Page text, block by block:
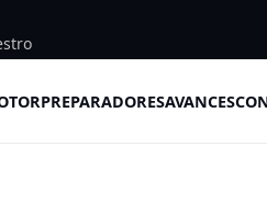
PREPARADORESAVANCES